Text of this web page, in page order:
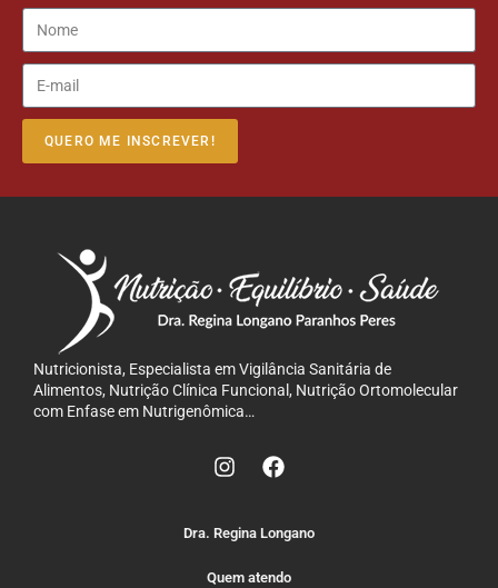
QUERO ME INSCREVER!
Nutricionista, Especialista em Vigilância Sanitária de
Alimentos, Nutrição Clínica Funcional, Nutrição Ortomolecular
com Enfase em Nutrigenômica…
Dra. Regina Longano
Quem atendo